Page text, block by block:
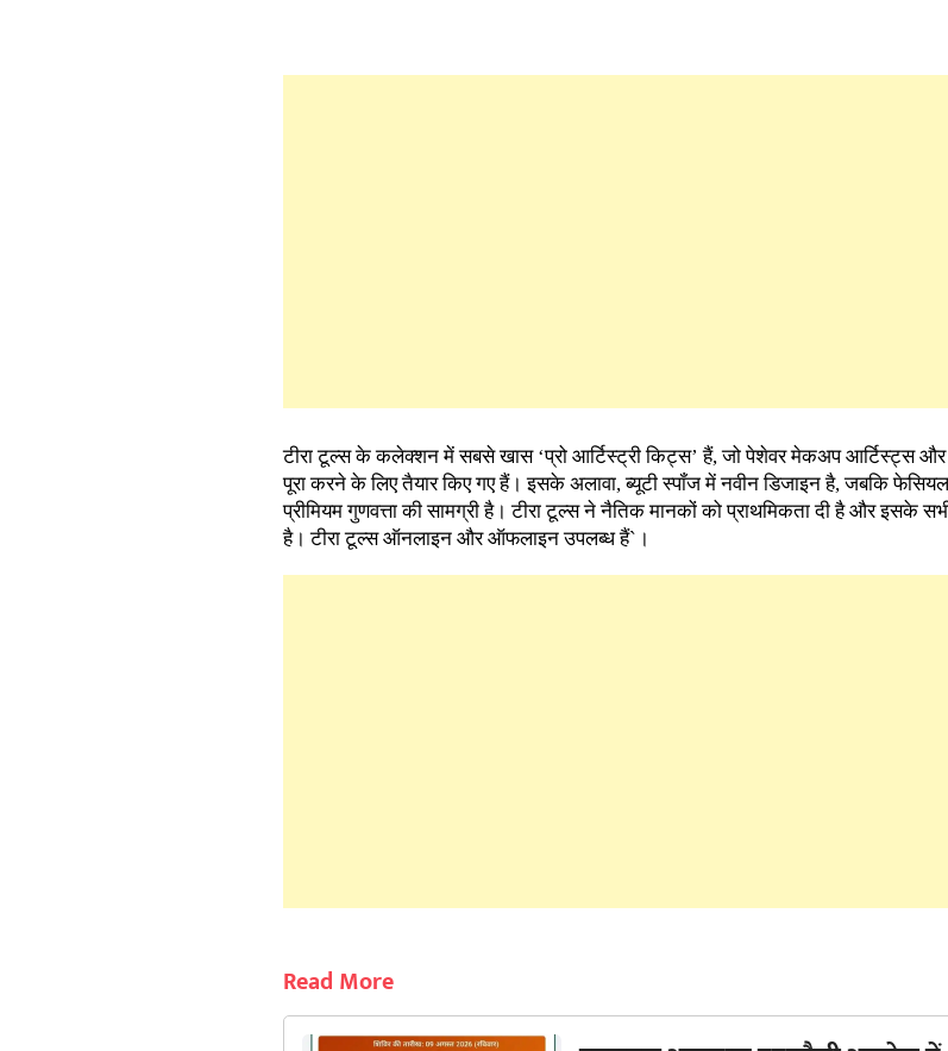
टीरा टूल्स के कलेक्शन में सबसे खास ‘प्रो आर्टिस्ट्री किट्स’ हैं, जो पेशेवर मेकअप आर्टिस्ट्स और
पूरा करने के लिए तैयार किए गए हैं। इसके अलावा, ब्यूटी स्पॉंज में नवीन डिजाइन है, जबकि
प्रीमियम गुणवत्ता की सामग्री है। टीरा टूल्स ने नैतिक मानकों को प्राथमिकता दी है और इसके सभी
है। टीरा टूल्स ऑनलाइन और ऑफलाइन उपलब्ध हैं`।
Read More